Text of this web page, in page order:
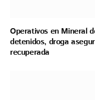
Operativos en Mineral
detenidos, droga
recuperada